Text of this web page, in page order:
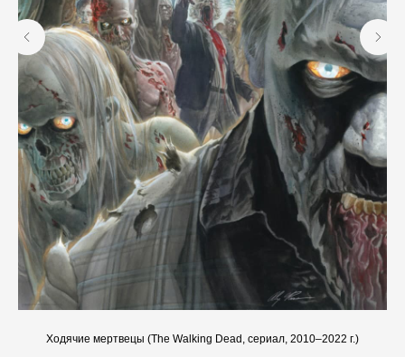
Ходячие мертвецы (The Walking Dead, сериал, 2010–2022 г.)